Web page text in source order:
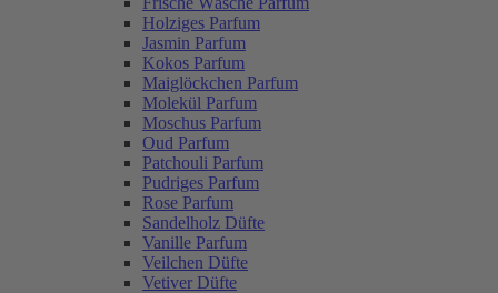
Holziges Parfum
Jasmin Parfum
Kokos Parfum
Maiglöckchen Parfum
Molekül Parfum
Moschus Parfum
Oud Parfum
Patchouli Parfum
Pudriges Parfum
Rose Parfum
Sandelholz Düfte
Vanille Parfum
Veilchen Düfte
Vetiver Düfte